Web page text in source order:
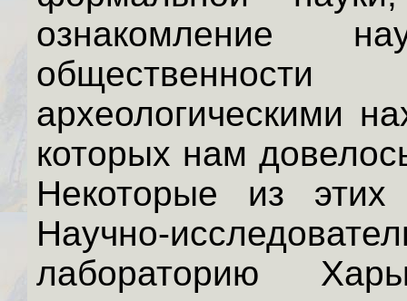
ознакомление
археологическими
которых нам
Некоторые из
Научно-
лабораторию